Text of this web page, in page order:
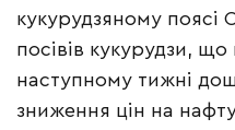
кукурудзяному
посівів кукурудзи,
наступному тижні
зниження цін на